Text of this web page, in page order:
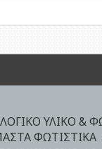
ΥΛΙΚΟ &
ΦΩΤΙΣΤΙΚΑ